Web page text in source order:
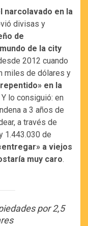
narcolavado en la
divisas y
de
de la city
2012 cuando
miles de dólares y
en la
Y lo consiguió: en
a 3 años de
a través de
1.443.030 de
a viejos
muy caro.
por 2,5